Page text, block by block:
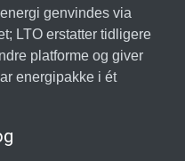
genvindes via
LTO erstatter tidligere
platforme og giver
energipakke i ét